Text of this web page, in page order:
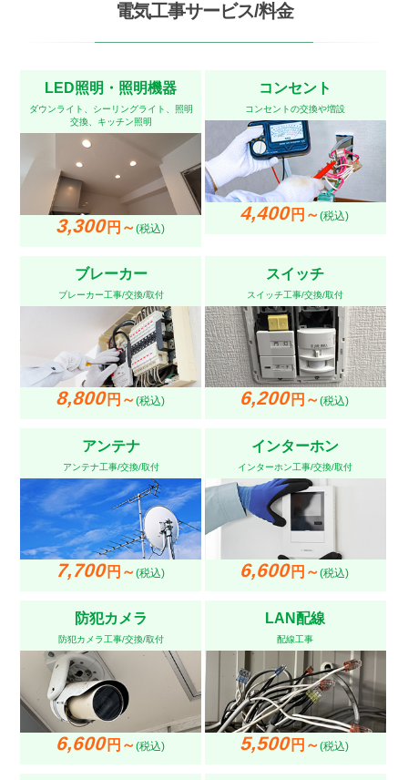
電気工事サービス/料金
LED照明・照明機器
ダウンライト、シーリングライト、照明
交換、キッチン照明
3,300円～(税込)
コンセント
コンセントの交換や増設
4,400円～(税込)
ブレーカー
ブレーカー工事/交換/取付
8,800円～(税込)
スイッチ
スイッチ工事/交換/取付
6,200円～(税込)
アンテナ
アンテナ工事/交換/取付
7,700円～(税込)
インターホン
インターホン工事/交換/取付
6,600円～(税込)
防犯カメラ
防犯カメラ工事/交換/取付
6,600円～(税込)
LAN配線
配線工事
5,500円～(税込)